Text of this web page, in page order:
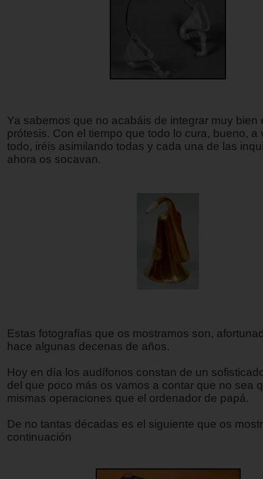
Ya sabemos que no acabáis de integrar muy bien
prótesis. Con el tiempo que todo lo cura, bueno, a
todo, iréis asimilando todas y cada una de las
ahora os socavan.
Estas fotografías que os mostramos son,
hace algunas decenas de años.
Hoy en día los audífonos constan de un
del que poco más os vamos a contar que no sea
mismas operaciones que el ordenador de papá.
De no tantas décadas es el siguiente que os
continuación